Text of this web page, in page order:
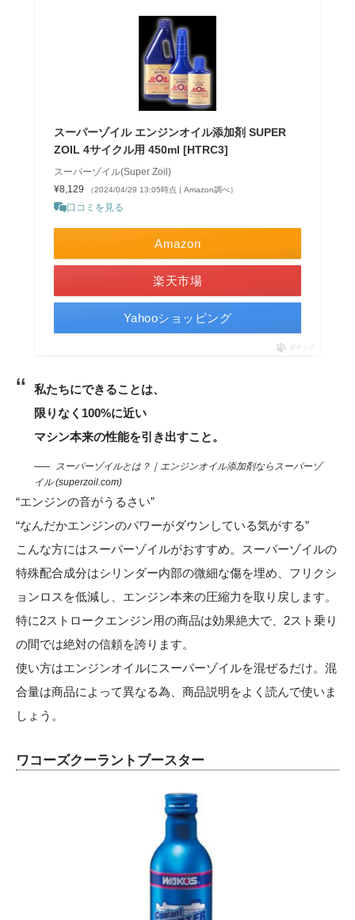
スーパーゾイル エンジンオイル添加剤 SUPER
ZOIL 4サイクル用 450ml [HTRC3]
スーパーゾイル(Super Zoil)
¥8,129
（2024/04/29 13:05時点 | Amazon調べ）
口コミを見る
Amazon
楽天市場
Yahooショッピング
ポチップ
私たちにできることは、
限りなく100%に近い
マシン本来の性能を引き出すこと。
スーパーゾイルとは？｜エンジンオイル添加剤ならスーパーゾ
イル (superzoil.com)
“エンジンの音がうるさい”
“なんだかエンジンのパワーがダウンしている気がする”
こんな方にはスーパーゾイルがおすすめ。スーパーゾイルの
特殊配合成分はシリンダー内部の微細な傷を埋め、フリクシ
ョンロスを低減し、エンジン本来の圧縮力を取り戻します。
特に2ストロークエンジン用の商品は効果絶大で、2スト乗り
の間では絶対の信頼を誇ります。
使い方はエンジンオイルにスーパーゾイルを混ぜるだけ。混
合量は商品によって異なる為、商品説明をよく読んで使いま
しょう。
ワコーズクーラントブースター